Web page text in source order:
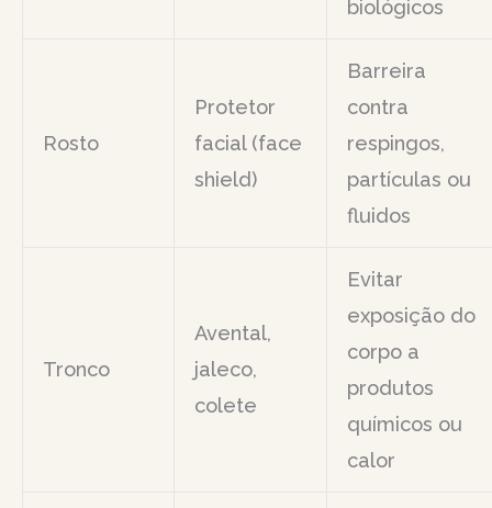
biológicos
Rosto
Protetor
facial (face
shield)
Barreira
contra
respingos,
partículas ou
fluidos
Tronco
Avental,
jaleco,
colete
Evitar
exposição do
corpo a
produtos
químicos ou
calor